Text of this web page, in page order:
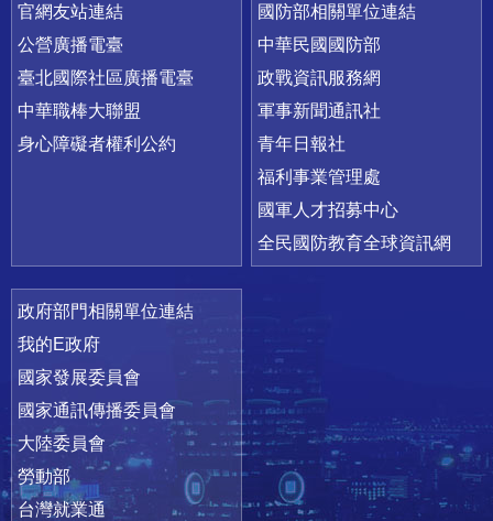
官網友站連結
公營廣播電臺
臺北國際社區廣播電臺
中華職棒大聯盟
身心障礙者權利公約
國防部相關單位連結
中華民國國防部
政戰資訊服務網
軍事新聞通訊社
青年日報社
福利事業管理處
國軍人才招募中心
全民國防教育全球資訊網
政府部門相關單位連結
我的E政府
國家發展委員會
國家通訊傳播委員會
大陸委員會
勞動部
台灣就業通